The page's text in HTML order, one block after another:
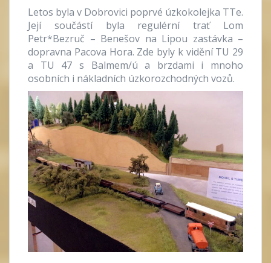
Letos byla v Dobrovici poprvé úzkokolejka TTe.
Její součástí byla regulérní trať Lom
Petr*Bezruč – Benešov na Lipou zastávka –
dopravna Pacova Hora. Zde byly k vidění TU 29
a TU 47 s Balmem/ú a brzdami i mnoho
osobních i nákladních úzkorozchodných vozů.